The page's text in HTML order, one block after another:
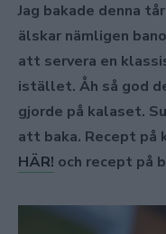
Jag bakade denna
älskar nämligen
att servera en
istället. Åh så god
gjorde på kalaset.
att baka. Recept på
HÄR! och recept på